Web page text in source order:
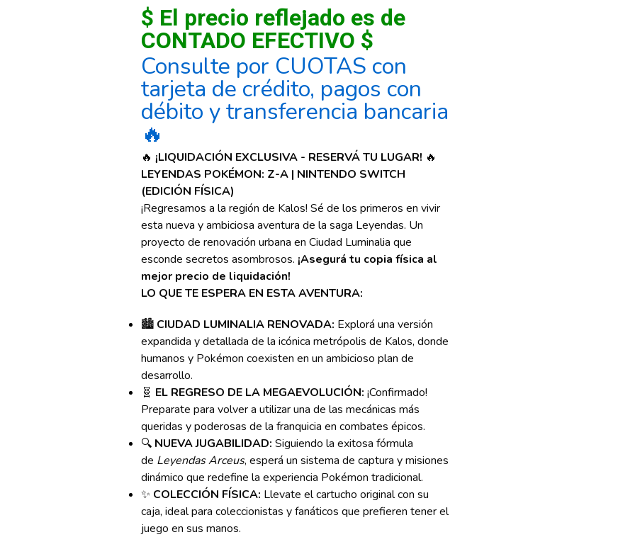
$ El precio reflejado es de
CONTADO EFECTIVO $
Consulte por CUOTAS con
tarjeta de crédito, pagos con
débito y transferencia bancaria
🔥
🔥 ¡LIQUIDACIÓN EXCLUSIVA - RESERVÁ TU LUGAR! 🔥
LEYENDAS POKÉMON: Z-A | NINTENDO SWITCH
(EDICIÓN FÍSICA)
¡Regresamos a la región de Kalos! Sé de los primeros en vivir
esta nueva y ambiciosa aventura de la saga Leyendas. Un
proyecto de renovación urbana en Ciudad Luminalia que
esconde secretos asombrosos. ¡Asegurá tu copia física al
mejor precio de liquidación!
LO QUE TE ESPERA EN ESTA AVENTURA:
🏙️ CIUDAD LUMINALIA RENOVADA: Explorá una versión
expandida y detallada de la icónica metrópolis de Kalos, donde
humanos y Pokémon coexisten en un ambicioso plan de
desarrollo.
🧬 EL REGRESO DE LA MEGAEVOLUCIÓN: ¡Confirmado!
Preparate para volver a utilizar una de las mecánicas más
queridas y poderosas de la franquicia en combates épicos.
🔍 NUEVA JUGABILIDAD: Siguiendo la exitosa fórmula
de Leyendas Arceus, esperá un sistema de captura y misiones
dinámico que redefine la experiencia Pokémon tradicional.
✨ COLECCIÓN FÍSICA: Llevate el cartucho original con su
caja, ideal para coleccionistas y fanáticos que prefieren tener el
juego en sus manos.